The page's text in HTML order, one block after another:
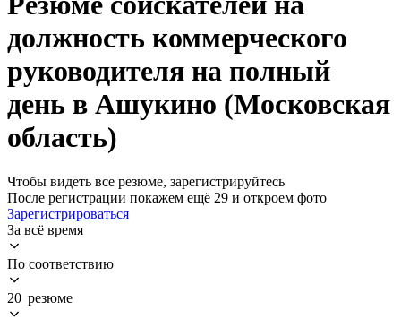
должность коммерческого
руководителя на полный
день в Ашукино (Московская
область)
Чтобы видеть все резюме, зарегистрируйтесь
После регистрации покажем ещё 29 и откроем фото
Зарегистрироваться
За всё время
По соответствию
20 резюме